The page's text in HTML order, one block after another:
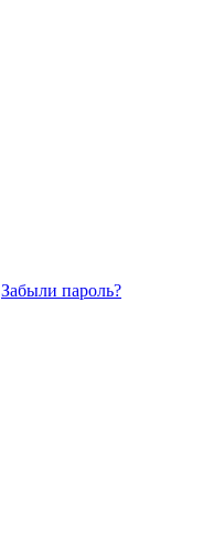
Забыли пароль?